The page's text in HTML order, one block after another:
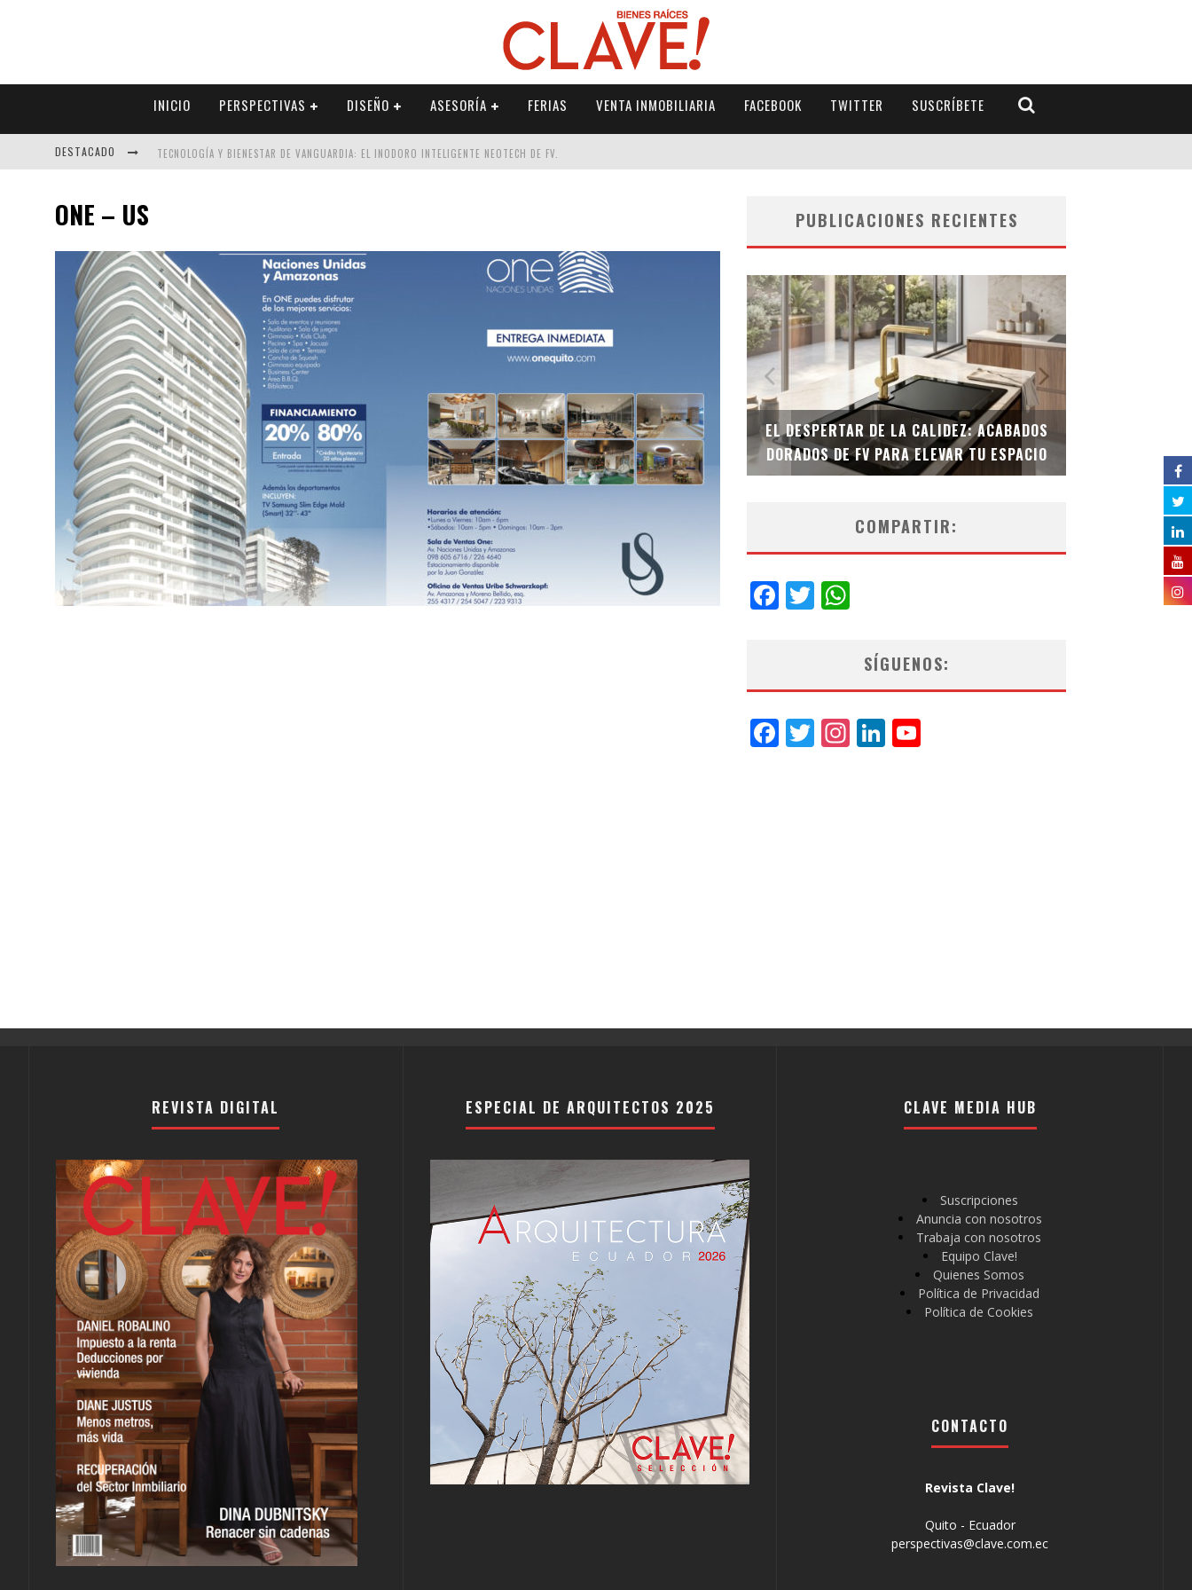
INICIO PERSPECTIVAS DISEÑO ASESORÍA FERIAS VENTA INMOBILIARIA FACEBOOK TWITTER SUSCRÍBETE
DESTACADO TECNOLOGÍA Y BIENESTAR DE VANGUARDIA: EL INODORO INTELIGENTE NEOTECH DE FV.
EL DESPERTAR DE LA CALIDEZ: ACABADOS DORADOS DE FV PARA ELEVAR TU ESPACIO
ONE – US PUBLICACIONES RECIENTES
SAINT-GOBAIN IMPTEK – XI CONVENCIÓN
INTERNACIONAL
EL DESPERTAR DE LA CALIDEZ: ACABADOS
DORADOS DE FV PARA ELEVAR TU ESPACIO
EL INODORO
COMPARTIR:
Facebook
Twitter
SÍGUENOS:
Facebook
Twitter
Instagram
LinkedIn
REVISTA DIGITAL ESPECIAL DE ARQUITECTOS 2025 CLAVE MEDIA HUB
Suscripciones
Anuncia con nosotros
Trabaja con nosotros
Equipo Clave!
Quienes Somos
Política de Privacidad
Política de Cookies
CONTACTO
Revista Clave!
Quito - Ecuador
perspectivas@clave.com.ec